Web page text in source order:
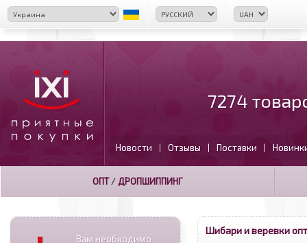
7274
Новости | Отзывы | Поставки |
ОПТ/ ДРОПШИППИНГ
Вам необходимо
Шибари и веревки